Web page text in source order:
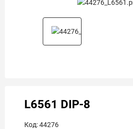
L6561 DIP-8
Код:44276